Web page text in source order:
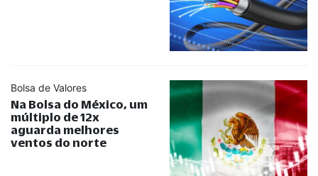
Bolsa de Valores
Na Bolsa do México, um
múltiplo de 12x
aguarda melhores
ventos do norte